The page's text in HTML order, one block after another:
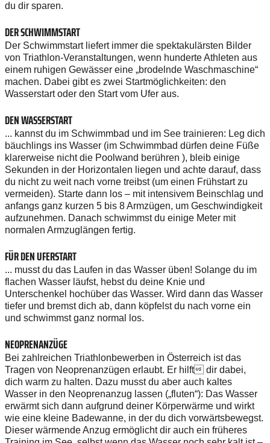
du dir sparen.
DER SCHWIMMSTART
Der Schwimmstart liefert immer die spektakulärsten Bilder
von Triathlon-Veranstaltungen, wenn hunderte Athleten aus
einem ruhigen Gewässer eine „brodelnde Waschmaschine“
machen. Dabei gibt es zwei Startmöglichkeiten: den
Wasserstart oder den Start vom Ufer aus.
DEN WASSERSTART
... kannst du im Schwimmbad und im See trainieren: Leg dich
bäuchlings ins Wasser (im Schwimmbad dürfen deine Füße
klarerweise nicht die Poolwand berühren ), bleib einige
Sekunden in der Horizontalen liegen und achte darauf, dass
du nicht zu weit nach vorne treibst (um einen Frühstart zu
vermeiden). Starte dann los – mit intensivem Beinschlag und
anfangs ganz kurzen 5 bis 8 Armzügen, um Geschwindigkeit
aufzunehmen. Danach schwimmst du einige Meter mit
normalen Armzuglängen fertig.
FÜR DEN UFERSTART
... musst du das Laufen in das Wasser üben! Solange du im
flachen Wasser läufst, hebst du deine Knie und
Unterschenkel hochüber das Wasser. Wird dann das Wasser
tiefer und bremst dich ab, dann köpfelst du nach vorne ein
und schwimmst ganz normal los.
NEOPRENANZÜGE
Bei zahlreichen Triathlonbewerben in Österreich ist das
Tragen von Neoprenanzügen erlaubt. Er hilft dir dabei,
dich warm zu halten. Dazu musst du aber auch kaltes
Wasser in den Neoprenanzug lassen („fluten“): Das Wasser
erwärmt sich dann aufgrund deiner Körperwärme und wirkt
wie eine kleine Badewanne, in der du dich vorwärtsbewegst.
Dieser wärmende Anzug ermöglicht dir auch ein früheres